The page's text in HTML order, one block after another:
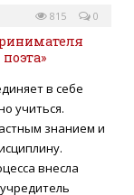
0
815
в себе
учиться.
знанием и
внесла